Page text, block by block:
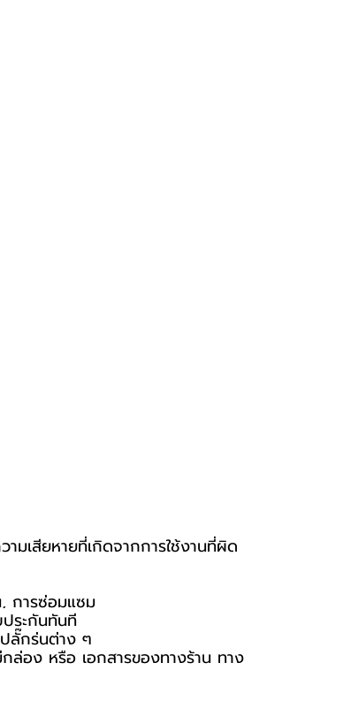
มเสียหายที่เกิดจากการใช้งานที่ผิด
การซ่อมแซม
ระกันทันที
ลั๊กรุ่นต่าง ๆ
อง หรือ เอกสารของทางร้าน ทาง